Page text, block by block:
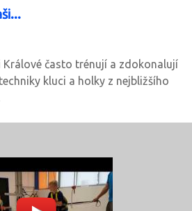
Králové často trénují a zdokonalují
kluci a holky z nejbližšího